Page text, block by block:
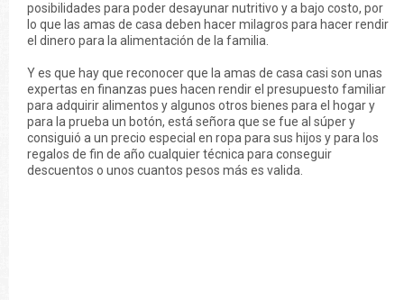
posibilidades para poder desayunar nutritivo y a bajo costo, por
lo que las amas de casa deben hacer milagros para hacer rendir
el dinero para la alimentación de la familia.
Y es que hay que reconocer que la amas de casa casi son unas
expertas en finanzas pues hacen rendir el presupuesto familiar
para adquirir alimentos y algunos otros bienes para el hogar y
para la prueba un botón, está señora que se fue al súper y
consiguió a un precio especial en ropa para sus hijos y para los
regalos de fin de año cualquier técnica para conseguir
descuentos o unos cuantos pesos más es valida.